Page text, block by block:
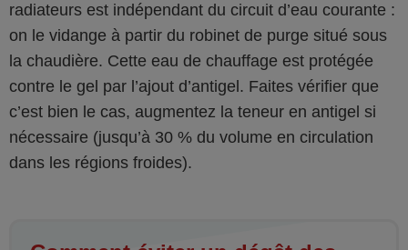
radiateurs est indépendant du circuit d’eau courante :
on le vidange à partir du robinet de purge situé sous
la chaudière. Cette eau de chauffage est protégée
contre le gel par l’ajout d’antigel. Faites vérifier que
c’est bien le cas, augmentez la teneur en antigel si
nécessaire (jusqu’à 30 % du volume en circulation
dans les régions froides).